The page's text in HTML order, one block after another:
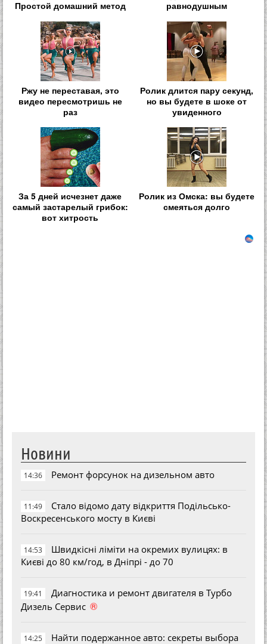
Простой домашний метод
равнодушным
Ржу не переставая, это
видео пересмотришь не
раз
Ролик длится пару секунд,
но вы будете в шоке от
увиденного
За 5 дней исчезнет даже
самый застарелый грибок:
вот хитрость
Ролик из Омска: вы будете
смеяться долго
Новини
14:36 Ремонт форсунок на дизельном авто
11:49
Стало відомо дату відкриття Подільсько-
Воскресенського мосту в Києві
14:53
Швидкісні ліміти на окремих вулицях: в
Києві до 80 км/год, в Дніпрі - до 70
19:41
Диагностика и ремонт двигателя в Турбо
Дизель Сервис ®
14:25
Найти подержанное авто: секреты выбора